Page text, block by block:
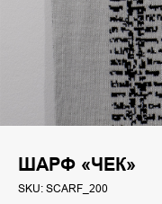
ШАРФ «ЧЕК»
SKU: SCARF_200